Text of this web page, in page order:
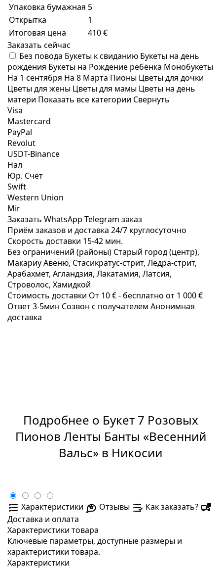
Упаковка бумажная 5
Открытка
1
Итоговая цена
410 €
Заказать сейчас
Без повода Букеты к свиданию Букеты на день
рождения Букеты на Рождение ребёнка Монобукеты
На 1 сентября На 8 Марта Пионы Цветы для дочки
Цветы для жены Цветы для мамы Цветы на день
матери Показать все категории Свернуть
Visa
Mastercard
PayPal
Revolut
USDT-Binance
Нал
Юр. Счёт
Swift
Western Union
Mir
Заказать WhatsApp Telegram заказ
Приём заказов и доставка 24/7 круглосуточно
Скорость доставки 15-42 мин.
Без ограничений (районы) Старый город (центр),
Макариу Авеню, Стаcикратус-стрит, Ледра-стрит,
Арабахмет, Агландзия, Лакатамия, Латсия,
Строволос, Хамидкой
Стоимость доставки От 10 € - бесплатно от 1 000 €
Ответ 3-5мин Созвон с получателем Анонимная
доставка
Подробнее о Букет 7 Розовых
Пионов Ленты Банты «Весенний
Вальс» в Никосии
Характеристики Отзывы
Как заказать?
Доставка и оплата
Характеристики товара
Ключевые параметры, доступные размеры и
характеристики товара.
Характеристики